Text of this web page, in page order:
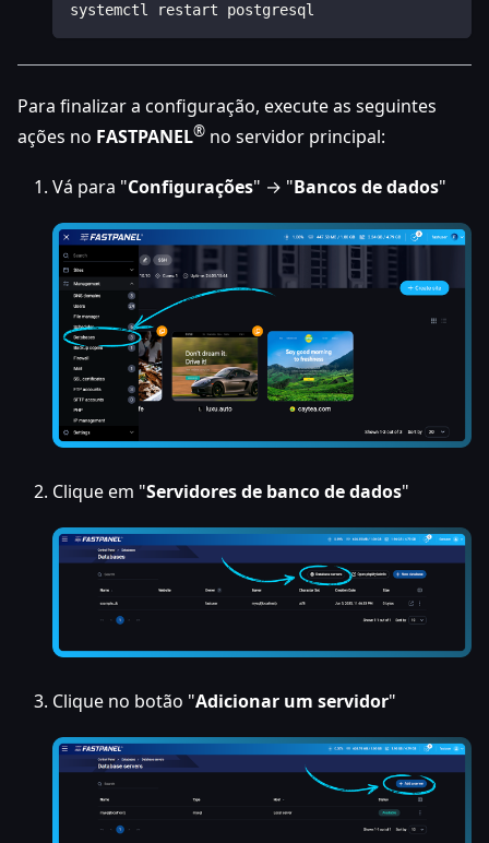
systemctl restart postgresql
Para finalizar a configuração, execute as seguintes
ações no FASTPANEL® no servidor principal:
Vá para "Configurações" → "Bancos de dados"
Clique em "Servidores de banco de dados"
Clique no botão "Adicionar um servidor"